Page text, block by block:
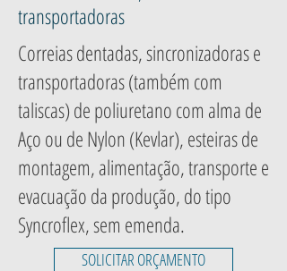
transportadoras
Correias dentadas, sincronizadoras e
transportadoras (também com
taliscas) de poliuretano com alma de
Aço ou de Nylon (Kevlar), esteiras de
montagem, alimentação, transporte e
evacuação da produção, do tipo
Syncroflex, sem emenda.
SOLICITAR ORÇAMENTO